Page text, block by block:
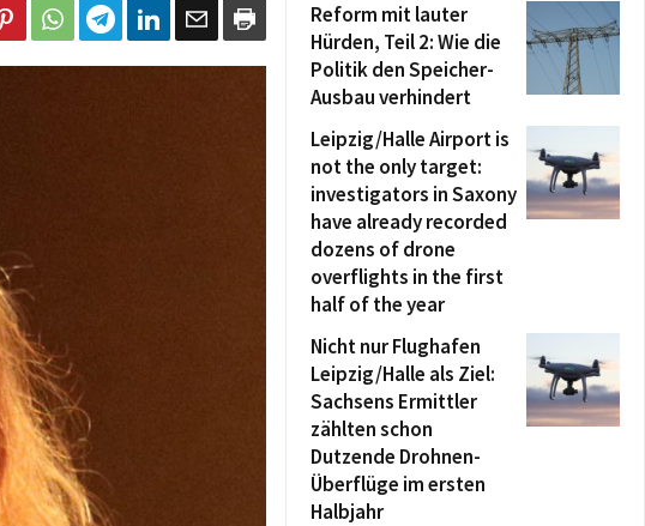
Reform mit lauter
Hürden, Teil 2: Wie die
Politik den Speicher-
Ausbau verhindert
Leipzig/Halle Airport is
not the only target:
investigators in Saxony
have already recorded
dozens of drone
overflights in the first
half of the year
Nicht nur Flughafen
Leipzig/Halle als Ziel:
Sachsens Ermittler
zählten schon
Dutzende Drohnen-
Überflüge im ersten
Halbjahr